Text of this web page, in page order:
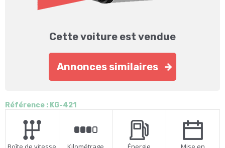
Cette voiture est vendue
Annonces similaires
Référence : KG-421